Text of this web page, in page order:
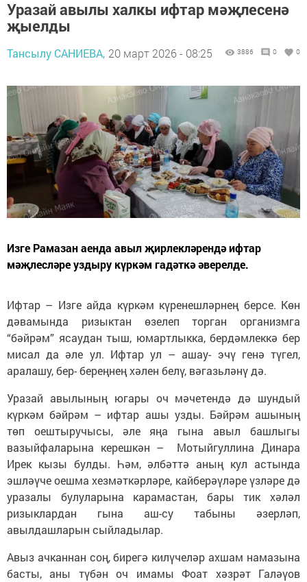
Уразай авылы халкы ифтар мәҗлесенә
җыелды
Тансылу САНИЕВА, 20 март 2026 - 08:25 3886 0 0
Изге Рамазан аенда авыл җирлекләрендә ифтар
мәҗлесләре уздыру күркәм гадәткә әверелде.
Ифтар – Изге айда күркәм күренешләрнең берсе. Көн
дәвамында ризыктан өзелеп торган организмга
“бәйрәм” ясаудан тыш, юмартлыкка, бердәмлеккә бер
мисал да әле ул. Ифтар ул – ашау- эчү генә түгел,
аралашу, бер- береңнең хәлен белү, вәгазьләнү дә.
Уразай авылының югары оч мәчетендә дә шундый
күркәм бәйрәм – ифтар ашы узды. Бәйрәм ашының
төп оештыручысы, әле яңа гына авыл башлыгы
вазыйфаларына керешкән – Мотыйгуллина Динара
Ирек кызы булды. Һәм, әлбәттә аның кул астында
эшләүче оешма хезмәткәрләре, кайберәүләре үзләре дә
уразалы булуларына карамастан, бары тик хәләл
ризыклардан гына аш-су табыны әзерләп,
авылдашларын сыйладылар.
Авыз ачканнан соң, бирегә килүчеләр ахшам намазына
басты, аны түбән оч имамы Фоат хәзрәт Галәүов